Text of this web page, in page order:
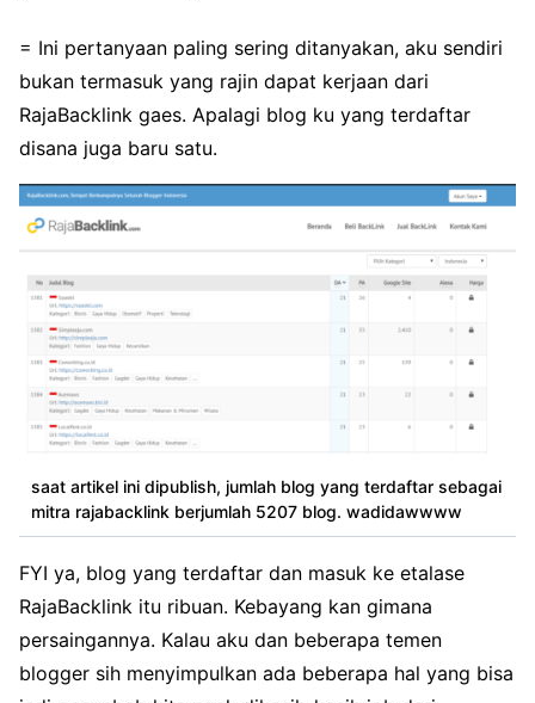
= Ini pertanyaan paling sering ditanyakan, aku sendiri
bukan termasuk yang rajin dapat kerjaan dari
RajaBacklink gaes. Apalagi blog ku yang terdaftar
disana juga baru satu.
saat artikel ini dipublish, jumlah blog yang terdaftar sebagai
mitra rajabacklink berjumlah 5207 blog. wadidawwww
FYI ya, blog yang terdaftar dan masuk ke etalase
RajaBacklink itu ribuan. Kebayang kan gimana
persaingannya. Kalau aku dan beberapa temen
blogger sih menyimpulkan ada beberapa hal yang bisa